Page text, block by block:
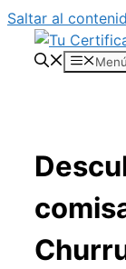
Saltar al
Menú